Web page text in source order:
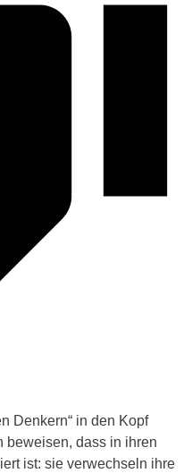
Denkern“ in den Kopf
beweisen, dass in ihren
ist: sie verwechseln ihre